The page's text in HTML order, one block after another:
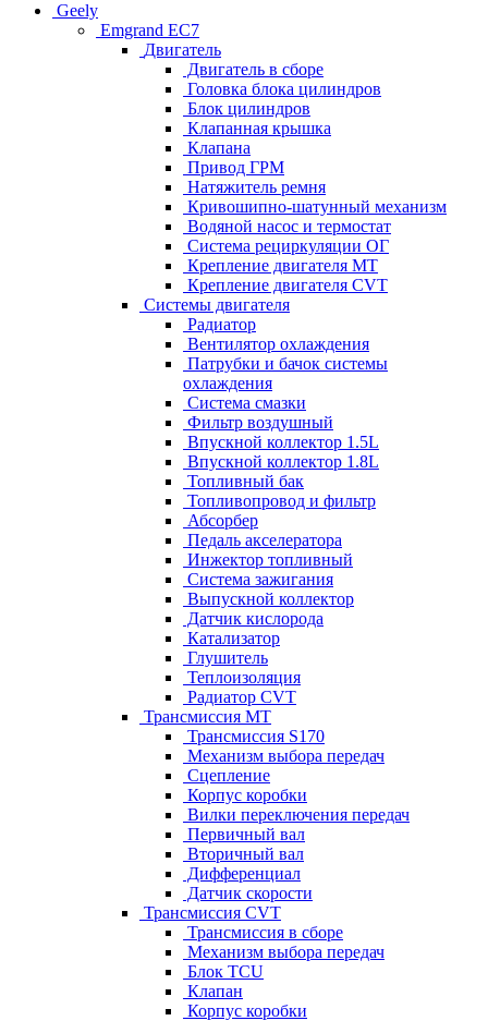
Geely
Emgrand EC7
Двигатель
Двигатель в сборе
Головка блока цилиндров
Блок цилиндров
Клапанная крышка
Клапана
Привод ГРМ
Натяжитель ремня
Кривошипно-шатунный механизм
Водяной насос и термостат
Система рециркуляции ОГ
Крепление двигателя MT
Крепление двигателя CVT
Системы двигателя
Радиатор
Вентилятор охлаждения
Патрубки и бачок системы
охлаждения
Система смазки
Фильтр воздушный
Впускной коллектор 1.5L
Впускной коллектор 1.8L
Топливный бак
Топливопровод и фильтр
Абсорбер
Педаль акселератора
Инжектор топливный
Система зажигания
Выпускной коллектор
Датчик кислорода
Катализатор
Глушитель
Теплоизоляция
Радиатор CVT
Трансмиссия MT
Трансмиссия S170
Механизм выбора передач
Сцепление
Корпус коробки
Вилки переключения передач
Первичный вал
Вторичный вал
Дифференциал
Датчик скорости
Трансмиссия CVT
Трансмиссия в сборе
Механизм выбора передач
Блок TCU
Клапан
Корпус коробки